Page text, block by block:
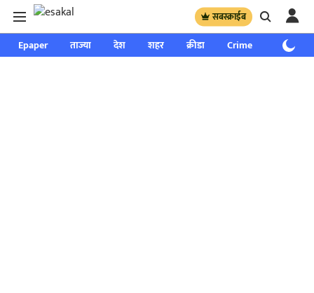
सबस्क्राईब
Epaper ताज्या देश शहर क्रीडा Crime साप्ताहिक